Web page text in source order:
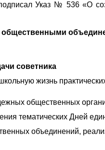
Указ № 536 «О
общественными
советника
жизнь
общественных
тематических Дней
объединений,